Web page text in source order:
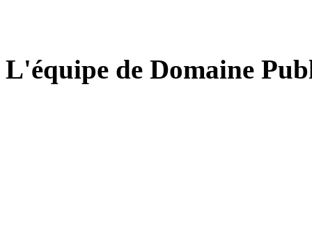
L'équipe de Domaine